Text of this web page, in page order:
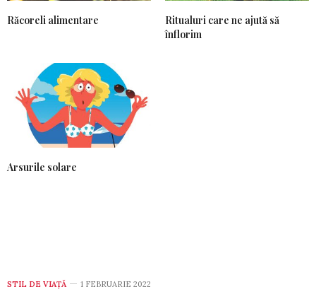
Răcoreli alimentare
Ritualuri care ne ajută să
înflorim
Arsurile solare
STIL DE VIA­ŢĂ 1 FEBRUARIE 2022